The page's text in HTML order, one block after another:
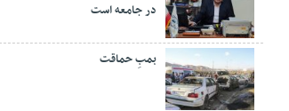
در جامعه است
بمبِ حماقت